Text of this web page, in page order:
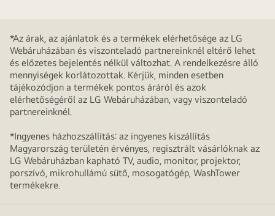
*Az árak, az ajánlatok és a termékek elérhetősége az LG
Webáruházában és viszonteladó partnereinknél eltérő lehet
és előzetes bejelentés nélkül változhat. A rendelkezésre álló
mennyiségek korlátozottak. Kérjük, minden esetben
tájékozódjon a termékek pontos áráról és azok
elérhetőségéről az LG Webáruházában, vagy viszonteladó
partnereinknél.
*Ingyenes házhozszállítás: az ingyenes kiszállítás
Magyarország területén érvényes, regisztrált vásárlóknak az
LG Webáruházban kapható TV, audio, monitor, projektor,
porszívó, mikrohullámú sütő, mosogatógép, WashTower
termékekre.